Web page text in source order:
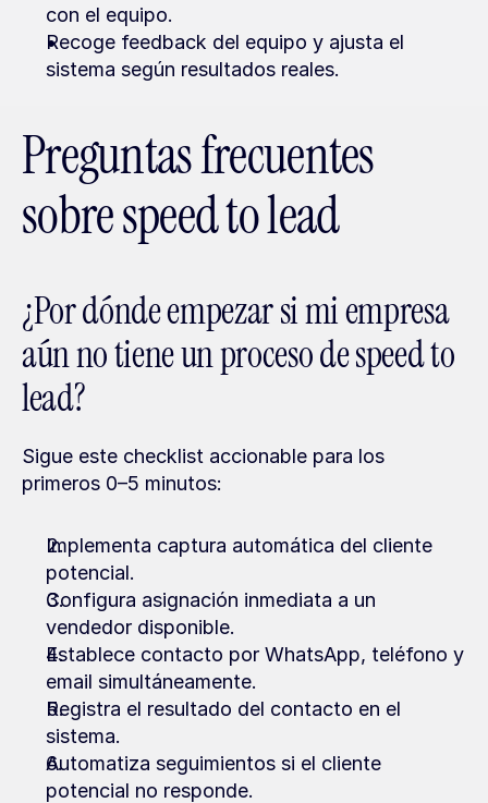
con el equipo.
Recoge feedback del equipo y ajusta el
sistema según resultados reales.
Preguntas frecuentes
sobre speed to lead
¿Por dónde empezar si mi empresa
aún no tiene un proceso de speed to
lead?
Sigue este checklist accionable para los
primeros 0–5 minutos:
Implementa captura automática del cliente
potencial.
Configura asignación inmediata a un
vendedor disponible.
Establece contacto por WhatsApp, teléfono y
email simultáneamente.
Registra el resultado del contacto en el
sistema.
Automatiza seguimientos si el cliente
potencial no responde.